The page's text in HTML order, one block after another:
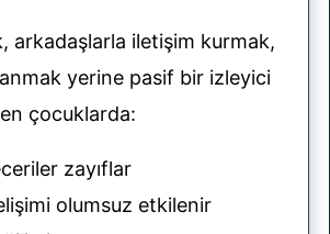
arkadaşlarla iletişim kurmak,
yerine pasif bir izleyici
çocuklarda:
zayıflar
olumsuz etkilenir